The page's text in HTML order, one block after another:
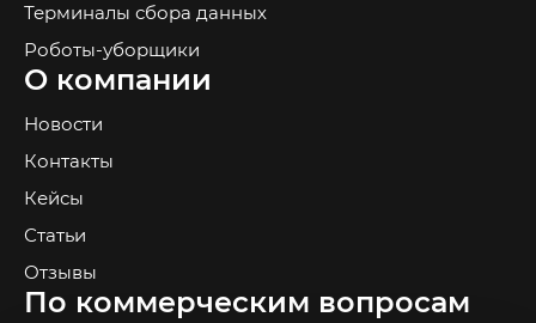
Терминалы сбора данных
Роботы-уборщики
О компании
Новости
Контакты
Кейсы
Статьи
Отзывы
По коммерческим вопросам